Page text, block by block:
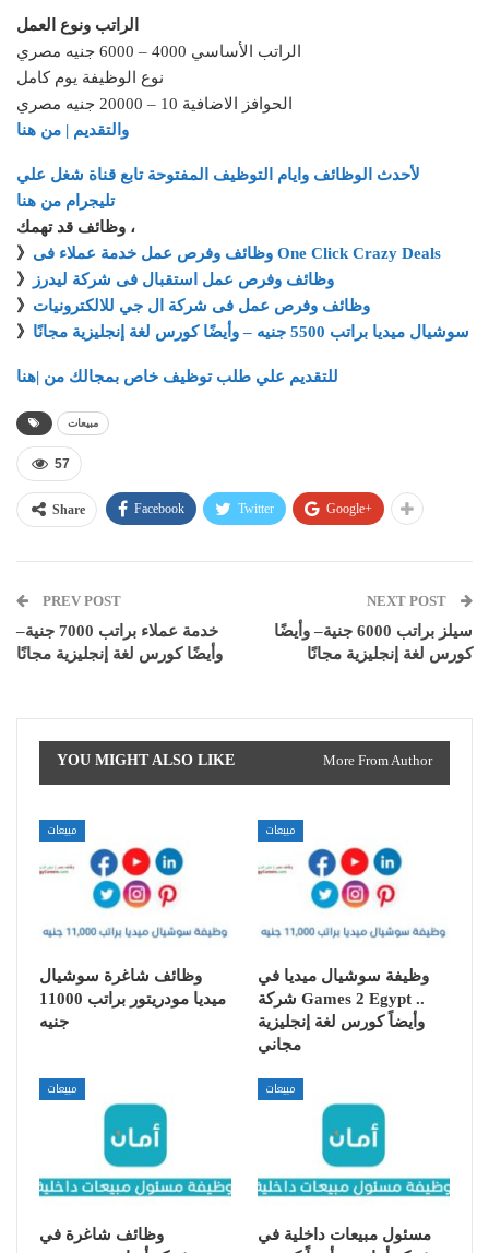
الراتب ونوع العمل
الراتب الأساسي 4000 – 6000 جنيه مصري
نوع الوظيفة يوم كامل
الحوافز الاضافية 10 – 20000 جنيه مصري
والتقديم | من هنا
لأحدث الوظائف وايام التوظيف المفتوحة تابع قناة شغل علي
تليجرام من هنا
وظائف قد تهمك ،
》
وظائف وفرص عمل خدمة عملاء فى One Click Crazy Deals
》
وظائف وفرص عمل استقبال فى شركة ليدرز
》 وظائف وفرص عمل فى شركة ال جي للالكترونيات
》
سوشيال ميديا براتب 5500 جنيه – وأيضًا كورس لغة إنجليزية مجانًا
للتقديم علي طلب توظيف خاص بمجالك من |هنا
مبيعات
57
Share Facebook Twitter Google+
PREV POST
خدمة عملاء براتب 7000 جنية–
وأيضًا كورس لغة إنجليزية مجانًا
NEXT POST
سيلز براتب 6000 جنية– وأيضًا
كورس لغة إنجليزية مجانًا
YOU MIGHT ALSO LIKE More From Author
مبيعات
وظائف شاغرة سوشيال
ميديا مودريتور براتب 11000
جنيه
مبيعات
وظيفة سوشيال ميديا في
شركة Games 2 Egypt ..
وأيضاً كورس لغة إنجليزية
مجاني
مبيعات
وظائف شاغرة في
مبيعات
مسئول مبيعات داخلية في